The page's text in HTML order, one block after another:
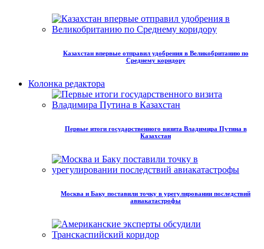
Казахстан впервые отправил удобрения в Великобританию по
Среднему коридору
Колонка редактора
Первые итоги государственного визита Владимира Путина в
Казахстан
Москва и Баку поставили точку в урегулировании последствий
авиакатастрофы